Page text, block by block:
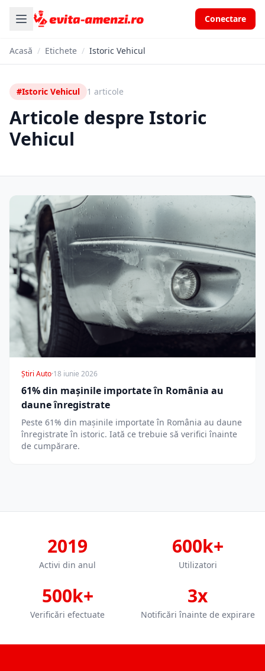
Conectare
Acasă / Etichete / Istoric Vehicul
#Istoric Vehicul 1 articole
Articole despre Istoric
Vehicul
Știri Auto·18 iunie 2026
61% din mașinile importate în România au
daune înregistrate
Peste 61% din mașinile importate în România au daune
înregistrate în istoric. Iată ce trebuie să verifici înainte
de cumpărare.
2019
Activi din anul
600k+
Utilizatori
500k+
Verificări efectuate
3x
Notificări înainte de expirare